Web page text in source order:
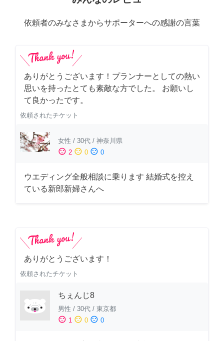
依頼者のみなさまからサポーターへの感謝の言葉
ありがとうございます！プランナーとしての熱い
思いを持ったとても素敵な方でした。 お願いし
て良かったです。
依頼されたチケット
女性 / 30代 / 神奈川県
sentiment_satisfied 2 sentiment_neutral 0 sentiment_dissatisfied 0
ウエディング全般相談に乗ります 結婚式を控え
ている新郎新婦さんへ
ありがとうございます！
依頼されたチケット
ちぇんじ8
男性 / 30代 / 東京都
sentiment_satisfied 1 sentiment_neutral 0 sentiment_dissatisfied 0